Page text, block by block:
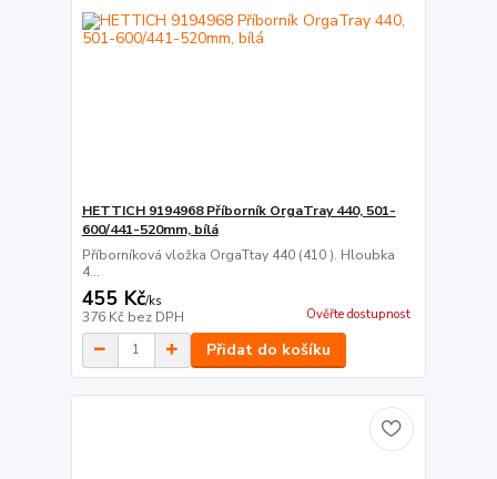
HETTICH 9194968 Příborník OrgaTray 440, 501-
600/441-520mm, bílá
Příborníková vložka OrgaTtay 440 (410 ). Hloubka
4...
455 Kč/ks
376 Kč bez DPH Ověřte dostupnost
Přidat do košíku